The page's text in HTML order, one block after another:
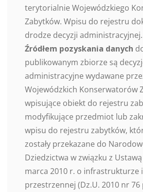
terytorialnie Wojewódzkiego
Zabytków. Wpisu do rejestru
drodze decyzji administracyjnej.
Źródłem pozyskania danych
publikowanym zbiorze są
administracyjne wydawane
Wojewódzkich Konserwatorów
wpisujące obiekt do rejestru
modyfikujące przedmiot lub
wpisu do rejestru zabytków,
zostały przekazane do
Dziedzictwa w związku z
marca 2010 r. o infrastrukturze
przestrzennej (Dz.U. 2010 nr 76